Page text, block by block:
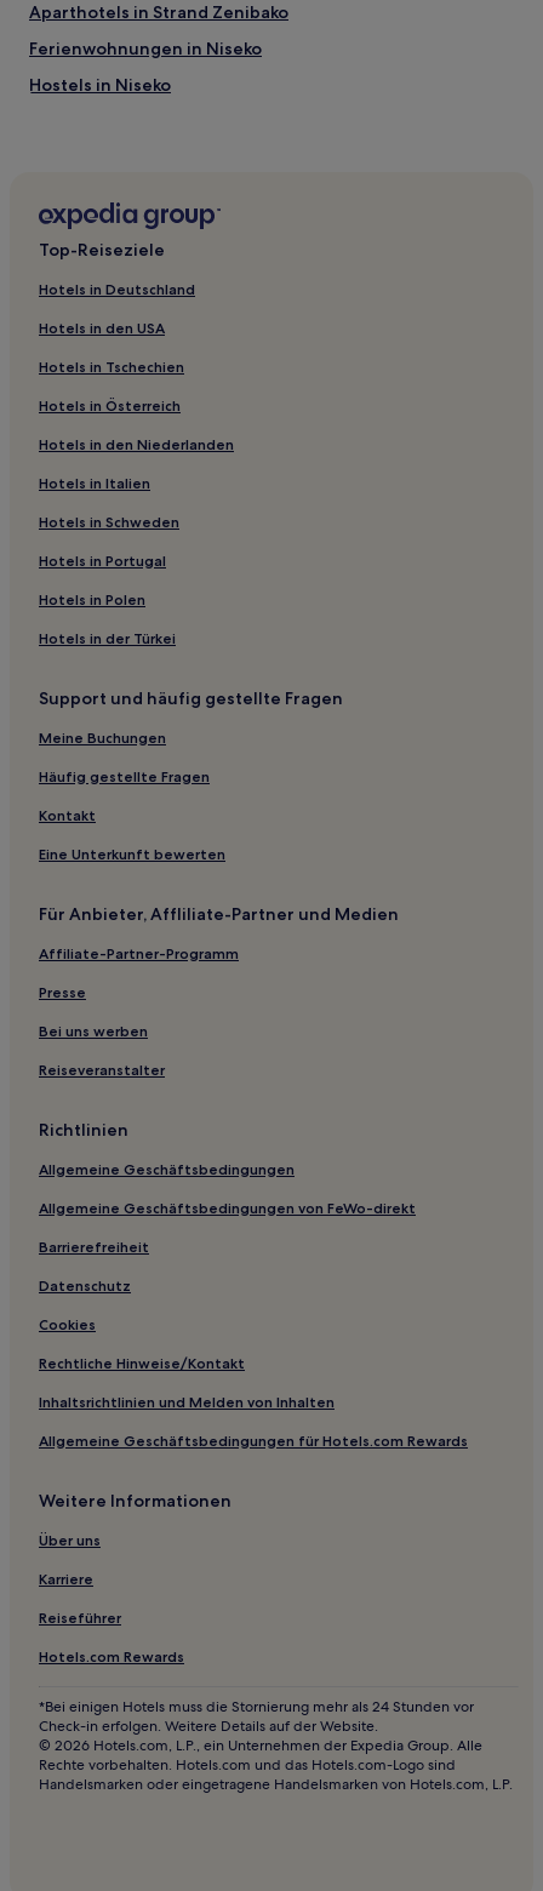
Aparthotels in Strand Zenibako
Ferienwohnungen in Niseko
Hostels in Niseko
Ferienwohnungen in Chuo-ku
Ryokans in See Shikotsu
Ryokans in Noboribetsu
Ski in Furano
Hotels mit Wellnessbereich in Furano
Hotels mit Thermalbad in Furano
Ski in Niseko
Familien in Niseko
Ski in Kutchan
Luxus in Kabayama
Luxus in Shiribeshi
Ski in Shiribeshi
Günstige in Niseko
Haustierfreundliche in Niseko
Hotels mit Wellnessbereich in Niseko
Familien in Niseko
Golf in Niseko
Ski in Chuo-ku
Business in Chuo-ku
Hotels mit Parkplatz in Ishikari
Luxus in Rusutsu
Ski in Rusutsu
Hotels mit Wellnessbereich in Jozankei
Luxus in Jozankei
Hotels mit Thermalbad in Jozankei
Günstige in Toyako
Lgbtqia-Freundliche in Sapporo
Familien in Sapporo
Haustierfreundliche in Sapporo
Günstige in Abuta
Hotels mit Parkplatz in Noboribetsu
Hotels mit Wellnessbereich in Otaru
Günstige in Otaru
Jozankeionsenhigashi: Hotels
Hotels nahe Sapporo Ryutsu Center
Hotels nahe Station Susukino
Hotels nahe Schrein Oyachi
Hotels nahe Station Kotoni
Hotels nahe Station Shindō-Higashi
Top-Reiseziele
Hotels in Deutschland
Hotels in den USA
Hotels in Tschechien
Hotels in Österreich
Hotels in den Niederlanden
Hotels in Italien
Hotels in Schweden
Hotels in Portugal
Hotels in Polen
Hotels in der Türkei
Support und häufig gestellte Fragen
Meine Buchungen
Häufig gestellte Fragen
Kontakt
Eine Unterkunft bewerten
Für Anbieter, Affliliate-Partner und Medien
Affiliate-Partner-Programm
Presse
Bei uns werben
Reiseveranstalter
Richtlinien
Allgemeine Geschäftsbedingungen
Allgemeine Geschäftsbedingungen von FeWo-direkt
Barrierefreiheit
Datenschutz
Cookies
Rechtliche Hinweise/Kontakt
Inhaltsrichtlinien und Melden von Inhalten
Allgemeine Geschäftsbedingungen für Hotels.com Rewards
Weitere Informationen
Über uns
Karriere
Reiseführer
Hotels.com Rewards
*Bei einigen Hotels muss die Stornierung mehr als 24 Stunden vor
Check-in erfolgen. Weitere Details auf der Website.
© 2026 Hotels.com, L.P., ein Unternehmen der Expedia Group. Alle
Rechte vorbehalten. Hotels.com und das Hotels.com-Logo sind
Handelsmarken oder eingetragene Handelsmarken von Hotels.com, L.P.